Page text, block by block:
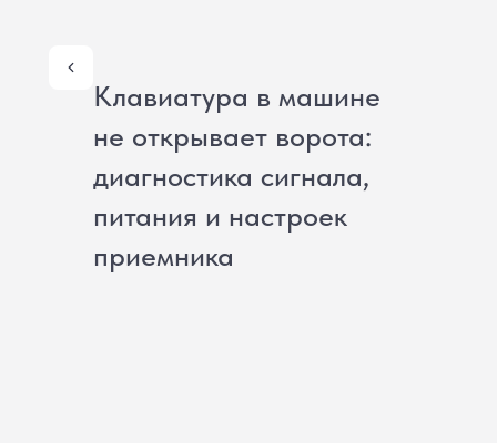
Клавиатура в машине
не открывает ворота:
диагностика сигнала,
питания и настроек
приемника